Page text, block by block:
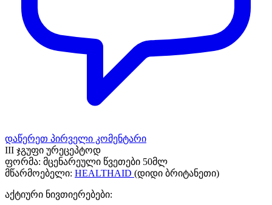
დაწერეთ პირველი კომენტარი
III ჯგუფი ურეცეპტოდ
ფორმა: მცენარეული წვეთები 50მლ
მწარმოებელი: HEALTHAID (დიდი ბრიტანეთი)
აქტიური ნივთიერებები: